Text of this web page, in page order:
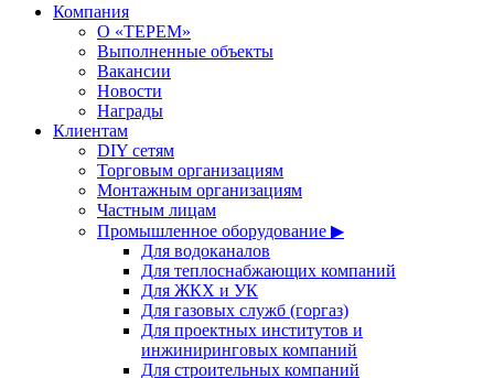
Компания
О «ТЕРЕМ»
Выполненные объекты
Вакансии
Новости
Награды
Клиентам
DIY сетям
Торговым организациям
Монтажным организациям
Частным лицам
Промышленное оборудование ▶
Для водоканалов
Для теплоснабжающих компаний
Для ЖКХ и УК
Для газовых служб (горгаз)
Для проектных институтов и
инжиниринговых компаний
Для строительных компаний